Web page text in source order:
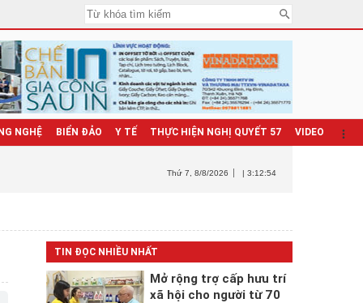
NGHỆ BIỂN ĐẢO Y TẾ THỰC HIỆN NGHỊ QUYẾT 57 VIDEO
Thứ 7 , 8/8/2026 | 3:12:55
TIN ĐỌC NHIỀU NHẤT
Mở rộng trợ cấp hưu trí
xã hội cho người từ 70